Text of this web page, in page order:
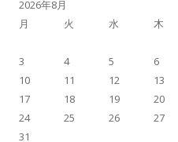
2026年8月
月
火 水 木
3
4 5 6
10
11 12 13
17
18 19 20
24
25 26 27
31